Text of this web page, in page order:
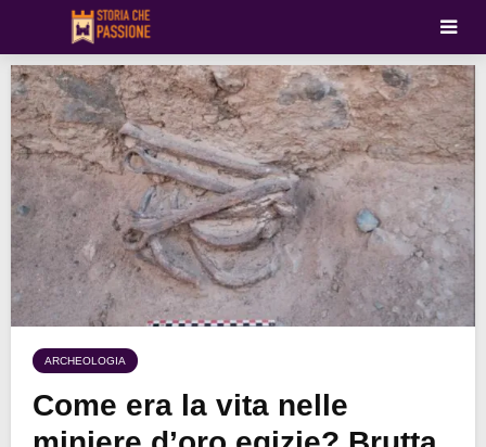
ARCHEOLOGIA
Come era la vita nelle